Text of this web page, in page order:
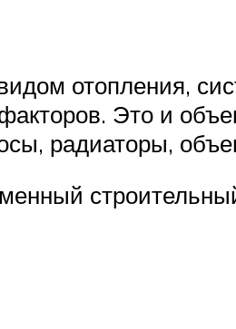
отопления,
Это и
радиаторы,